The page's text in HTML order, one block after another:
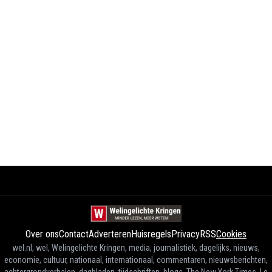
Over onsContactAdverterenHuisregels PrivacyRSSCookies
wel.nl, wel, Welingelichte Kringen, media, journalistiek, dagelijks, nieuws,
economie, cultuur, nationaal, internationaal, commentaren, nieuwsberichten,